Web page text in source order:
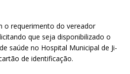
o requerimento do vereador
que seja disponibilizado o
saúde no Hospital Municipal de Ji-
de identificação.